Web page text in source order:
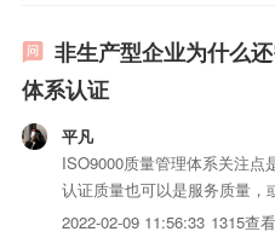
非生产型企业为什么
体系认证
平凡
ISO9000质量管理体系关注点
认证质量也可以是服务质量，
供iso三体系认证或服务，非生
2022-02-09 11:56:33 1315查看